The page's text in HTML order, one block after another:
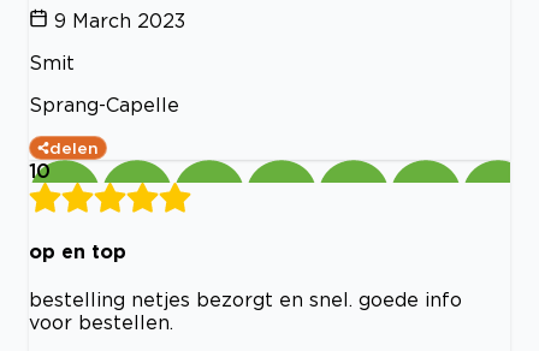
9 March 2023
Smit
Sprang-Capelle
delen
10
op en top
bestelling netjes bezorgt en snel. goede info
voor bestellen.